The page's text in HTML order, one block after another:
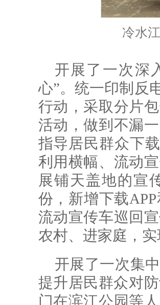
冷水
开展了一次深
心”。统一印制反
行动，采取分片
活动，做到不漏
指导居民群众下
利用横幅、流动
展铺天盖地的宣
份，新增下载
流动宣传车巡回
农村、进家庭，
开展了一次集
提升居民群众对
门在滨江公园等